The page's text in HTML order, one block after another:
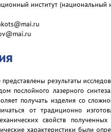
институт (национальный
результаты
послойного лазерного
получать изделия со
от традиционно
свойств
характеристики были